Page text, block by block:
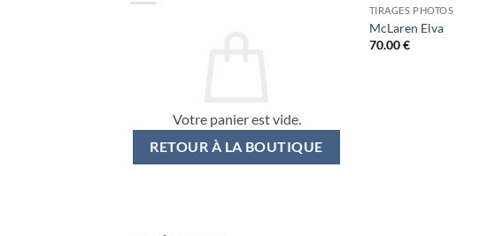
Votre panier est vide.
RETOUR À LA BOUTIQUE
TIRAGES PHOTOS
McLaren Elva
70.00€